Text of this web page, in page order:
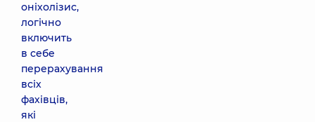
оніхолізис,
логічно
включить
в себе
перерахування
всіх
фахівців,
які